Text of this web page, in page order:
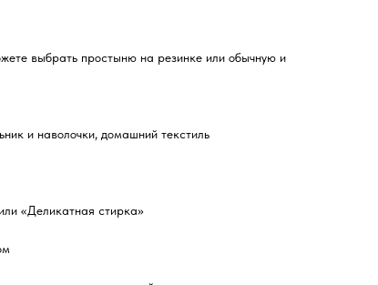
выбрать простыню на резинке или обычную и
и наволочки, домашний текстиль
«Деликатная стирка»